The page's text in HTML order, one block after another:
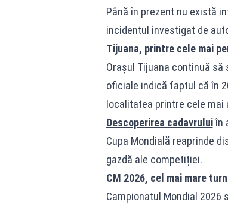
Până în prezent nu există
incidentul investigat de
Tijuana, printre cele mai
Orașul Tijuana continuă
oficiale indică faptul că în
localitatea printre cele
Descoperirea cadavruluiîn
Cupa Mondială reaprinde
gazdă ale competiției.
CM 2026, cel mai mare
Campionatul Mondial 2026